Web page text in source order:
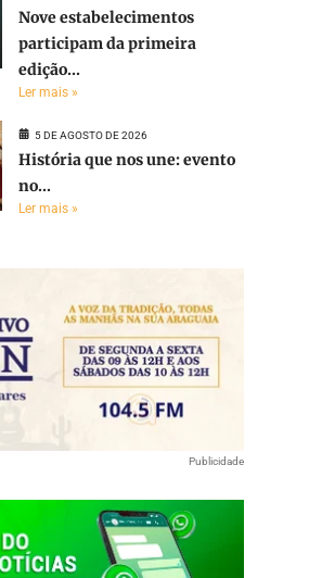
Nove estabelecimentos
participam da primeira
edição...
Ler mais »
5 DE AGOSTO DE 2026
História que nos une: evento
no...
Ler mais »
Publicidade